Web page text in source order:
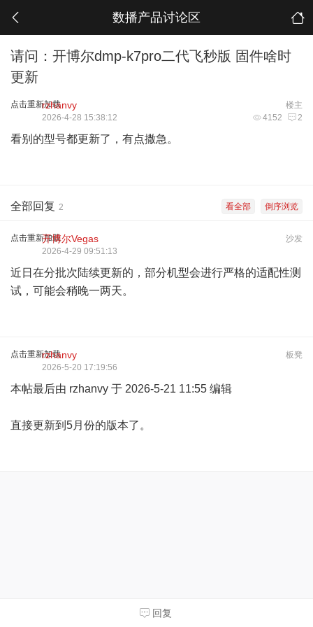
数播产品讨论区
请问：开博尔dmp-k7pro二代飞秒版 固件啥时
更新
点击重新加载 楼主
rzhanvy
4152 2
2026-4-28 15:38:12
看别的型号都更新了，有点撒急。
倒序浏览
看全部
全部回复 2
点击重新加载 沙发
开博尔Vegas
2026-4-29 09:51:13
近日在分批次陆续更新的，部分机型会进行严格的适配性测
试，可能会稍晚一两天。
点击重新加载 板凳
rzhanvy
2026-5-20 17:19:56
本帖最后由 rzhanvy 于 2026-5-21 11:55 编辑
直接更新到5月份的版本了。
回复